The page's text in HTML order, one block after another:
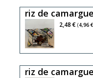
riz de
2,48 € (4,96 €
riz de